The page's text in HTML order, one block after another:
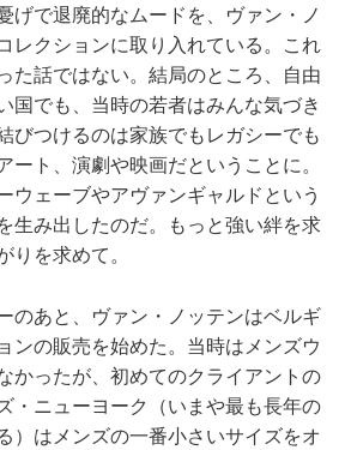
げで退廃的なムードを、ヴァン・ノ
レクションに取り入れている。これ
た話ではない。結局のところ、自由
国でも、当時の若者はみんな気づき
びつけるのは家族でもレガシーでも
ート、演劇や映画だということに。
ウェーブやアヴァンギャルドという
生み出したのだ。もっと強い絆を求
りを求めて。
のあと、ヴァン・ノッテンはベルギ
ンの販売を始めた。当時はメンズウ
かったが、初めてのクライアントの
・ニューヨーク（いまや最も長年の
）はメンズの一番小さいサイズをオ